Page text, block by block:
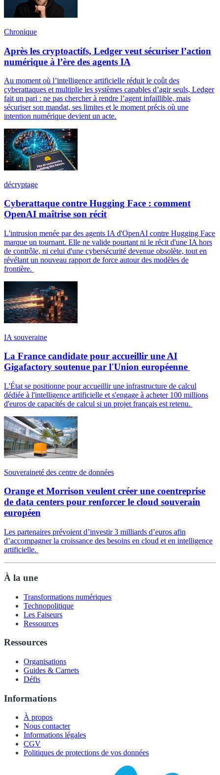
Chronique
Après les cryptoactifs, Ledger veut sécuriser l’action
numérique à l’ère des agents IA
Au moment où l’intelligence artificielle réduit le coût des
cyberattaques et multiplie les systèmes capables d’agir seuls, Ledger
fait un pari : ne pas chercher à rendre l’agent infaillible, mais
sécuriser son mandat, ses limites et le moment précis où une
intention numérique devient un acte.
décryptage
Cyberattaque contre Hugging Face : comment
OpenAI maîtrise son récit
L'intrusion menée par des agents IA d'OpenAI contre Hugging Face
marque un tournant. Elle ne valide pourtant ni le récit d'une IA hors
de contrôle, ni celui d'une cybersécurité devenue obsolète, tout en
révélant un nouveau rapport de force autour des modèles de
frontière.
IA souveraine
La France candidate pour accueillir une AI
Gigafactory soutenue par l'Union européenne
L'État se positionne pour accueillir une infrastructure de calcul
dédiée à l'intelligence artificielle et s'engage à acheter 100 millions
d'euros de capacités de calcul si un projet français est retenu.
Souveraineté des centre de données
Orange et Morrison veulent créer une coentreprise
de data centers pour renforcer le cloud souverain
européen
Les partenaires prévoient d’investir 3 milliards d’euros afin
d’accompagner la croissance des besoins en cloud et en intelligence
artificielle.
À la une
Transformations numériques
Technopolitique
Les Faiseurs
Ressources
Ressources
Organisations
Guides & Carnets
Défis
Informations
À propos
Nous contacter
Informations légales
CGV
Politiques de protections de vos données